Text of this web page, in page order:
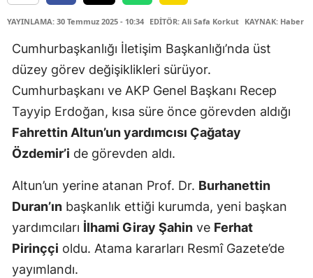
YAYINLAMA: 30 Temmuz 2025 - 10:34 EDİTÖR: Ali Safa Korkut KAYNAK: Haber
Cumhurbaşkanlığı İletişim Başkanlığı’nda üst
düzey görev değişiklikleri sürüyor.
Cumhurbaşkanı ve AKP Genel Başkanı Recep
Tayyip Erdoğan, kısa süre önce görevden aldığı
Fahrettin Altun’un yardımcısı Çağatay
Özdemir’i de görevden aldı.
Altun’un yerine atanan Prof. Dr. Burhanettin
Duran’ın başkanlık ettiği kurumda, yeni başkan
yardımcıları İlhami Giray Şahin ve Ferhat
Pirinççi oldu. Atama kararları Resmî Gazete’de
yayımlandı.